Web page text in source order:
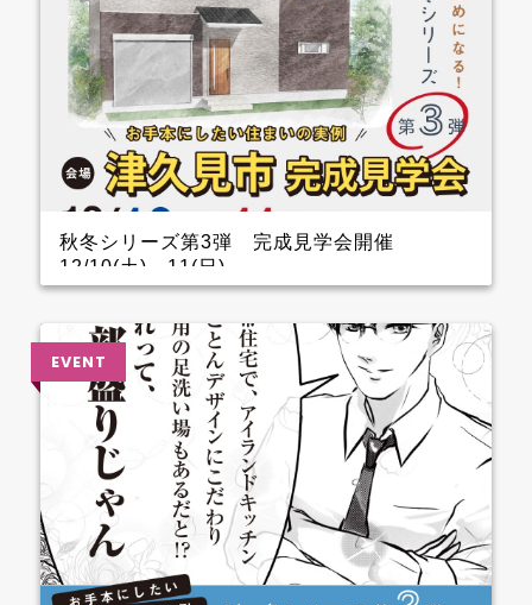
秋冬シリーズ第3弾 完成見学会開催
12/10(土)～11(日)
インナーガレージがある家 完成見学会のお知らせ
クレバリーホーム完成見学会！ 12月10日(土)11日
(日) ■会場：大分県津久見市 ご予約いただいた方に
は、現地地図をメールまたは郵送いたします。 ▼ ご
来場で人気のＬOGOSグッズをプレゼント！ ファイナ
ンスシャルプランナーによる資金計画のご相談も実
施。 お手本どころ！！ 玄関 玄関を上がってすぐのと
ころに手洗器を設置しているので、とても衛生的。 1.5
帖あるSCLは三輪車やベビーカーなどおける広さなの
でファミリー層に嬉しいです。 キッチン キッチン背
面のカップボードの横に造作カウンターを設けている
ので、キッチン用の家電を横一列にきれいに並べられ